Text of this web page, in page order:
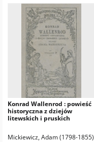
Konrad Wallenrod : powieść
historyczna z dziejów
litewskich i pruskich
Mickiewicz, Adam (1798-1855)